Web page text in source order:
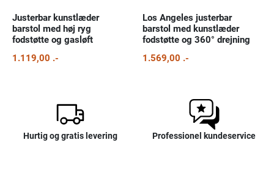
Justerbar kunstlæder
barstol med høj ryg
fodstøtte og gasløft
1.119,00 .-
Los Angeles justerbar
barstol med kunstlæder
fodstøtte og 360° drejning
1.569,00 .-
Hurtig og gratis levering Professionel kundeservice